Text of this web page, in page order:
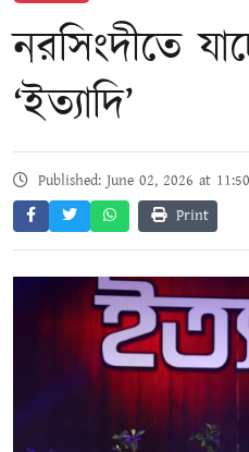
নরসিংদীতে
‘ইত্যাদি’
Published: June 02, 2026 at
Print